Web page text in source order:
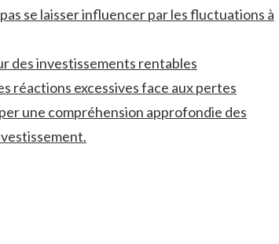
se⁤ laisser influencer par⁤ les fluctuations à
des‌ investissements rentables
réactions ​excessives face aux pertes
une compréhension approfondie des​